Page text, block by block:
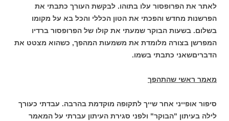
לאתר את הפרופסור עלו בתוהו. לבקשת העורך כתבתי את
הפרשנות מחדש והפכתי את הטון הכללי והכל בא על מקומו
בשלום. בשעות הבוקר שמעתי את קולו של הפרופסור ברדיו
המפרשן בצורה מלומדת את משמעות המהפך, כשהוא מצטט את
הדבריםשאני כתבתי בשמו.
מאמר ראשי שהתהפך
סיפור אופייני אחר שייך לתקופה מוקדמת בהרבה. עבדתי כעורך
לילה בעיתון "הבוקר" ולפני סגירת העיתון עברתי על המאמר